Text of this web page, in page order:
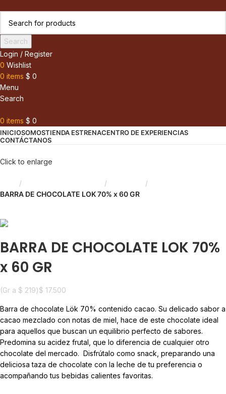
Search
Login / Register
0 Wishlist
0 items $ 0
Menu
Search
0 items $ 0
INICIOSOMOSTIENDA ESTRENACENTRO DE EXPERIENCIAS
CONTÁCTANOS
Click to enlarge
BARRA DE CHOCOLATE LOK 70% x 60 GR
BARRA DE CHOCOLATE LOK 70%
x 60 GR
(Gr a $ 219)$ 17.500
Barra de chocolate Lök 70% contenido cacao. Su delicado sabor a
cacao mezclado con notas de miel, hace de este chocolate ideal
para aquellos que buscan un equilibrio perfecto de sabores.
Predomina su acidez frutal, que lo diferencia de cualquier otro
chocolate del mercado. Disfrútalo como snack, preparando una
deliciosa taza de chocolate con la leche de tu preferencia o
acompañando tus bebidas calientes favoritas.